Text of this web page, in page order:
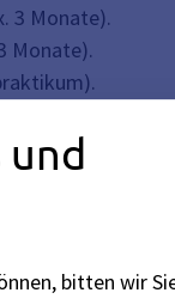
3 Monate).
Monate).
kommt, ist
von
und
bitten wir